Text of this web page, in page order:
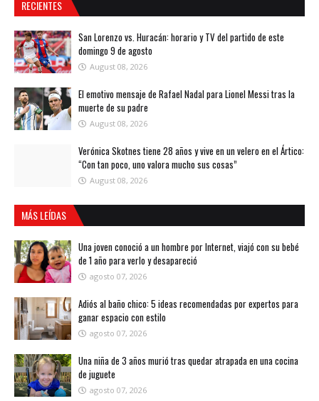
RECIENTES
San Lorenzo vs. Huracán: horario y TV del partido de este
domingo 9 de agosto
August 08, 2026
El emotivo mensaje de Rafael Nadal para Lionel Messi tras la
muerte de su padre
August 08, 2026
Verónica Skotnes tiene 28 años y vive en un velero en el Ártico:
“Con tan poco, uno valora mucho sus cosas”
August 08, 2026
MÁS LEÍDAS
Una joven conoció a un hombre por Internet, viajó con su bebé
de 1 año para verlo y desapareció
agosto 07, 2026
Adiós al baño chico: 5 ideas recomendadas por expertos para
ganar espacio con estilo
agosto 07, 2026
Una niña de 3 años murió tras quedar atrapada en una cocina
de juguete
agosto 07, 2026